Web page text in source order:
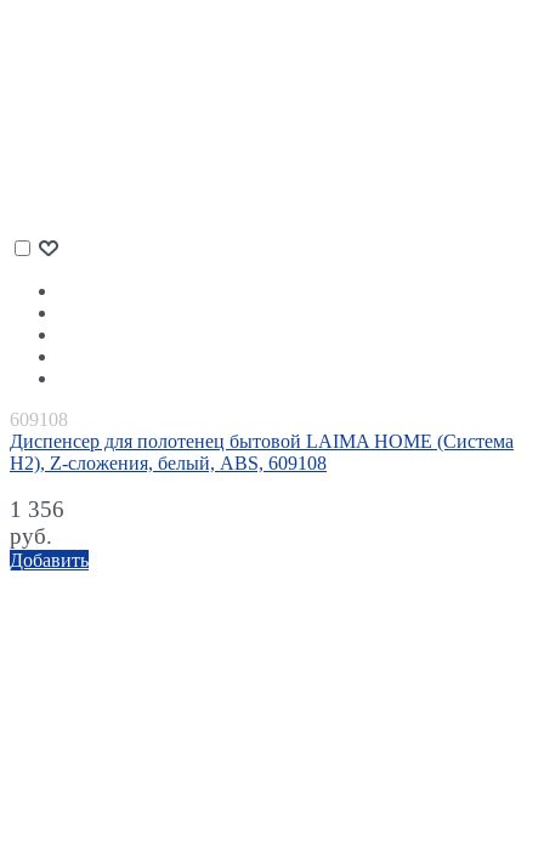
609108
Диспенсер для полотенец бытовой LAIMA HOME (Система
H2), Z-сложения, белый, ABS, 609108
1 356
руб.
Добавить